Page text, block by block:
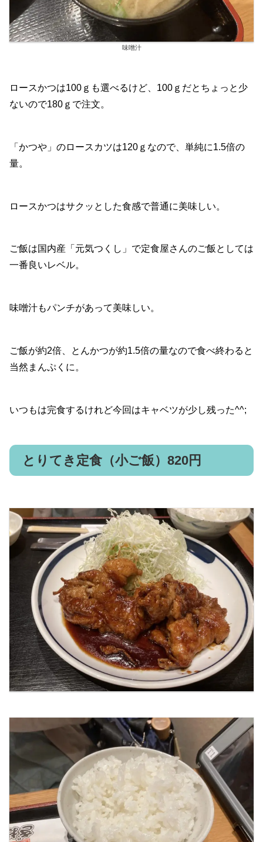
味噌汁
ロースかつは100ｇも選べるけど、100ｇだとちょっと少
ないので180ｇで注文。
「かつや」のロースカツは120ｇなので、単純に1.5倍の
量。
ロースかつはサクッとした食感で普通に美味しい。
ご飯は国内産「元気つくし」で定食屋さんのご飯としては
一番良いレベル。
味噌汁もパンチがあって美味しい。
ご飯が約2倍、とんかつが約1.5倍の量なので食べ終わると
当然まんぷくに。
いつもは完食するけれど今回はキャベツが少し残った^^;
とりてき定食（小ご飯）820円